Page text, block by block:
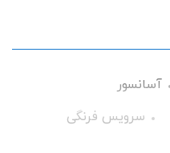
آسانسور
سرویس فرنگی